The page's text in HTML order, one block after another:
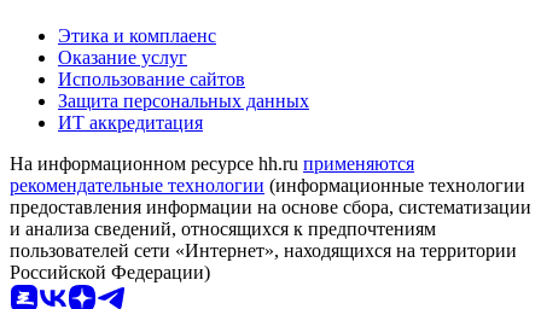
Этика и комплаенс
Оказание услуг
Использование сайтов
Защита персональных данных
ИТ аккредитация
На информационном ресурсе hh.ru применяются
рекомендательные технологии (информационные технологии
предоставления информации на основе сбора, систематизации
и анализа сведений, относящихся к предпочтениям
пользователей сети «Интернет», находящихся на территории
Российской Федерации)